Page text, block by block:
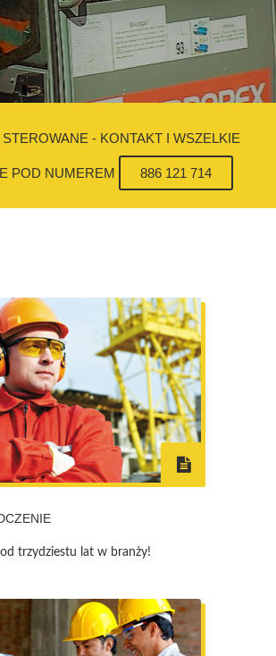
- KONTAKT I WSZELKIE
POD NUMEREM 886 121 714
trzydziestu lat w branży!